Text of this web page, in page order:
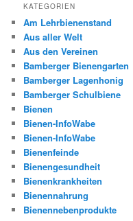
KATEGORIEN
Am Lehrbienenstand
Aus aller Welt
Aus den Vereinen
Bamberger Bienengarten
Bamberger Lagenhonig
Bamberger Schulbiene
Bienen
Bienen-InfoWabe
Bienen-InfoWabe
Bienenfeinde
Bienengesundheit
Bienenkrankheiten
Bienennahrung
Bienennebenprodukte